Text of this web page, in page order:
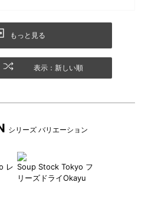
もっと見る
表示：新しい順
シリーズ バリエーション
レ Soup Stock Tokyo フ
リーズドライOkayu